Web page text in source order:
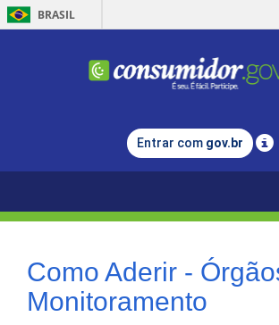
BRASIL
Entrar com gov.br
Como Aderir -
Monitoramento